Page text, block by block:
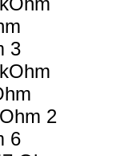
3
2
6